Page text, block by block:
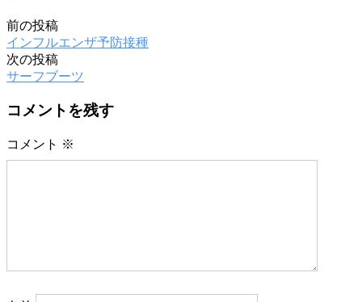
前の投稿
インフルエンザ予防接種
次の投稿
サーフブーツ
コメントを残す
コメント ※